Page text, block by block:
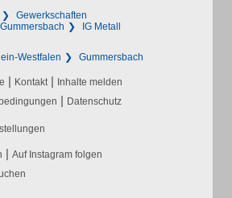
Gewerkschaften
IG Metall
Westfalen Gummersbach
| Kontakt | Inhalte melden
| Datenschutz
| Auf Instagram folgen